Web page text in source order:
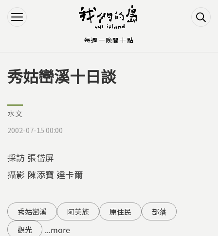
Jump to Navigation
Jump to Main content
您在這裡
秀姑巒溪十日談
水文
2002-07-15 00:00
採訪 張岱屏
攝影 陳添寶 達卡爾
秀姑巒溪 阿美族 原住民
部落
觀光
...more
每週一晚間十點